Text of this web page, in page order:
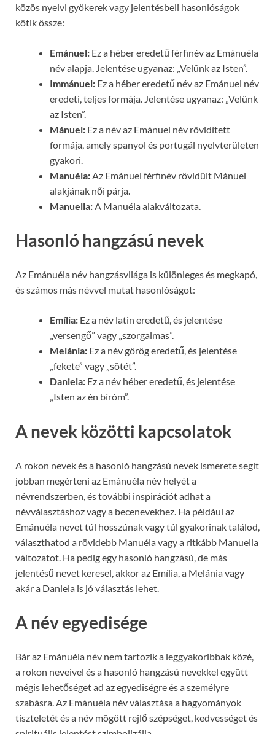
közös nyelvi gyökerek vagy jelentésbeli hasonlóságok
kötik össze:
Emánuel: Ez a héber eredetű férfinév az Emánuéla
név alapja. Jelentése ugyanaz: „Velünk az Isten”.
Immánuel: Ez a héber eredetű név az Emánuel név
eredeti, teljes formája. Jelentése ugyanaz: „Velünk
az Isten”.
Mánuel: Ez a név az Emánuel név rövidített
formája, amely spanyol és portugál nyelvterületen
gyakori.
Manuéla:Az Emánuel férfinév rövidült Mánuel
alakjának női párja.
Manuella:A Manuéla alakváltozata.
Hasonló hangzású nevek
Az Emánuéla név hangzásvilága is különleges és megkapó,
és számos más névvel mutat hasonlóságot:
Emília: Ez a név latin eredetű, és jelentése
„versengő” vagy „szorgalmas”.
Melánia: Ez a név görög eredetű, és jelentése
„fekete” vagy „sötét”.
Daniela: Ez a név héber eredetű, és jelentése
„Isten az én bíróm”.
A nevek közötti kapcsolatok
A rokon nevek és a hasonló hangzású nevek ismerete segít
jobban megérteni az Emánuéla név helyét a
névrendszerben, és további inspirációt adhat a
névválasztáshoz vagy a becenevekhez. Ha például az
Emánuéla nevet túl hosszúnak vagy túl gyakorinak találod,
választhatod a rövidebb Manuéla vagy a ritkább Manuella
változatot. Ha pedig egy hasonló hangzású, de más
jelentésű nevet keresel, akkor az Emília, a Melánia vagy
akár a Daniela is jó választás lehet.
A név egyedisége
Bár az Emánuéla név nem tartozik a leggyakoribbak közé,
a rokon neveivel és a hasonló hangzású nevekkel együtt
mégis lehetőséget ad az egyediségre és a személyre
szabásra. Az Emánuéla név választása a hagyományok
tiszteletét és a név mögött rejlő szépséget, kedvességet és